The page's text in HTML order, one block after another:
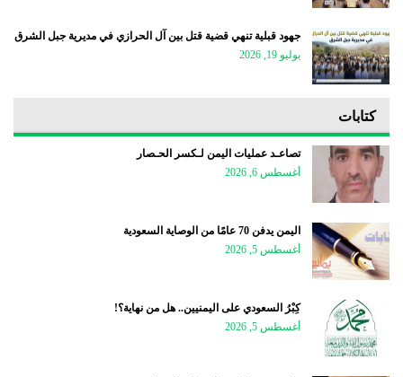
جهود قبلية تنهي قضية قتل بين آل الحرازي في مديرية جبل الشرق
يوليو 19, 2026
كتابات
تصاعـد عمليات اليمن لـكسر الحـصار
أغسطس 6, 2026
اليمن يدفن 70 عامًا من الوصاية السعودية
أغسطس 5, 2026
كِبْرُ السعودي على اليمنيين.. هل من نهاية؟!
أغسطس 5, 2026